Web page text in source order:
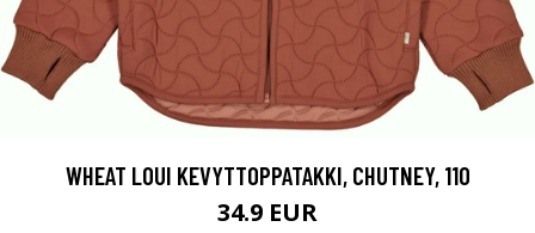
WHEAT LOUI KEVYTTOPPATAKKI, CHUTNEY, 110
34.9 EUR